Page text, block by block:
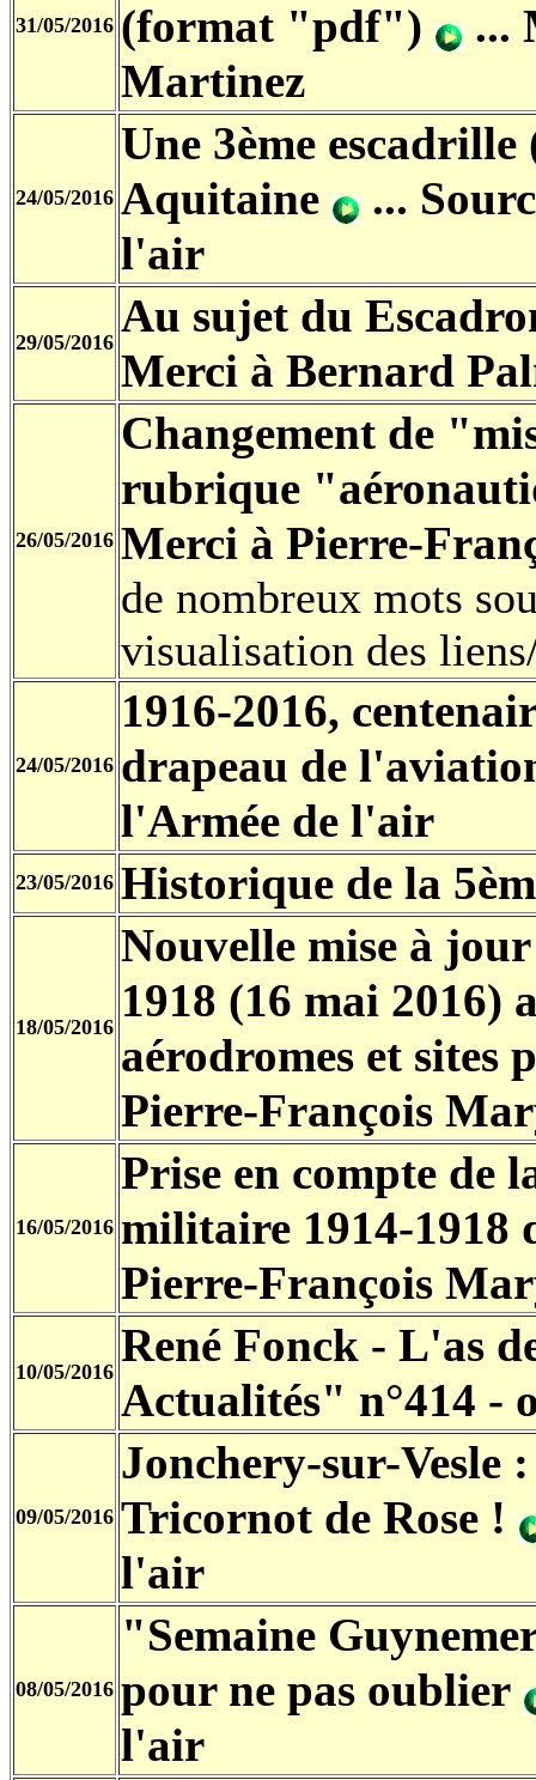
31/05/2016 (format "pdf") ...
Martinez
24/05/2016
Une 3ème escadrille
Aquitaine
...
l'air
29/05/2016 Au sujet du
Merci à Bernard
26/05/2016
Changement de
rubrique
Merci à Pierre-
de nombreux mots
visualisation des
24/05/2016
1916-2016,
drapeau de
l'Armée de l'air
23/05/2016 Historique de la
18/05/2016
Nouvelle mise à
1918 (16 mai 2016)
aérodromes et sites
Pierre-François
16/05/2016
Prise en compte de
militaire 1914-1918
Pierre-François
10/05/2016 René Fonck - L'as
Actualités" n°414 -
09/05/2016
Jonchery-sur-Vesle
Tricornot de Rose !
l'air
08/05/2016
"Semaine
pour ne pas oublier
l'air